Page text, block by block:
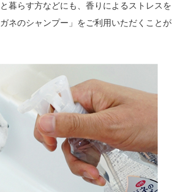
暮らす方などにも、香りによるストレスを
ネのシャンプー」をご利用いただくことが